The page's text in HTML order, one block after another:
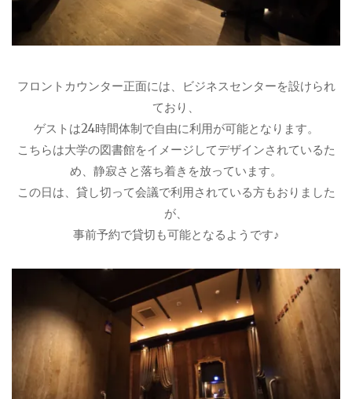
フロントカウンター正面には、ビジネスセンターを設けられ
ており、
ゲストは24時間体制で自由に利用が可能となります。
こちらは大学の図書館をイメージしてデザインされているた
め、静寂さと落ち着きを放っています。
この日は、貸し切って会議で利用されている方もおりました
が、
事前予約で貸切も可能となるようです♪